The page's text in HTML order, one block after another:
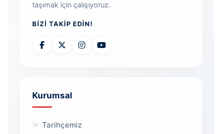
taşımak için çalışıyoruz.
BIZI TAKIP EDIN!
Kurumsal
Tarihçemiz